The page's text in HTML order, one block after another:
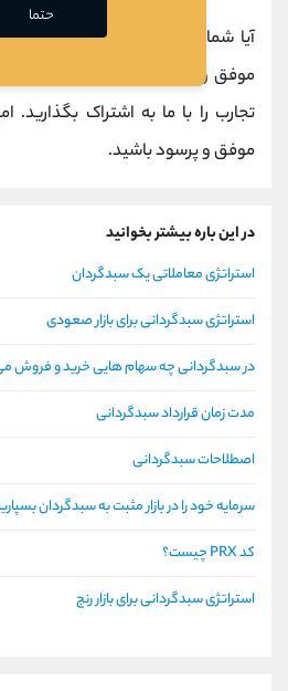
آیا شما در سبدگردانی و تخصیص
موفق و ناموفقی داشته‌اید؟
تجارب را با ما به اشتراک بگذارید.
موفق و پرسود باشید.
در این باره بیشتر بخوانید
استراتژی معاملاتی یک سبدگردان
استراتژی سبدگردانی برای بازار صعودی
در سبدگردانی چه سهام هايی خريد و فروش
مدت زمان قرارداد سبدگردانی
اصطلاحات سبدگردانی
سرمایه خود را در بازار مثبت به سبدگردان
کد PRX چیست؟
استراتژی سبدگردانی برای بازار رنج
حتما